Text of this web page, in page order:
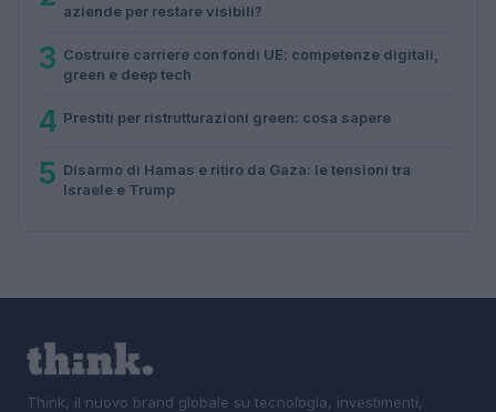
aziende per restare visibili?
3 Costruire carriere con fondi UE: competenze digitali,
green e deep tech
4 Prestiti per ristrutturazioni green: cosa sapere
5 Disarmo di Hamas e ritiro da Gaza: le tensioni tra
Israele e Trump
Think, il nuovo brand globale su tecnologia, investimenti,